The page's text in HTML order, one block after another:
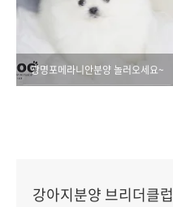
광명포메라니안분양 놀러오세요~
강아지분양 브리더클럽